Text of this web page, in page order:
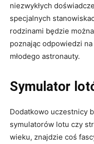
niezwykłych
specjalnych
rodzinami będzie
poznając odpowiedzi
młodego astronauty.
Symulator
Dodatkowo uczestnicy
symulatorów lotu czy
wieku, znajdzie coś